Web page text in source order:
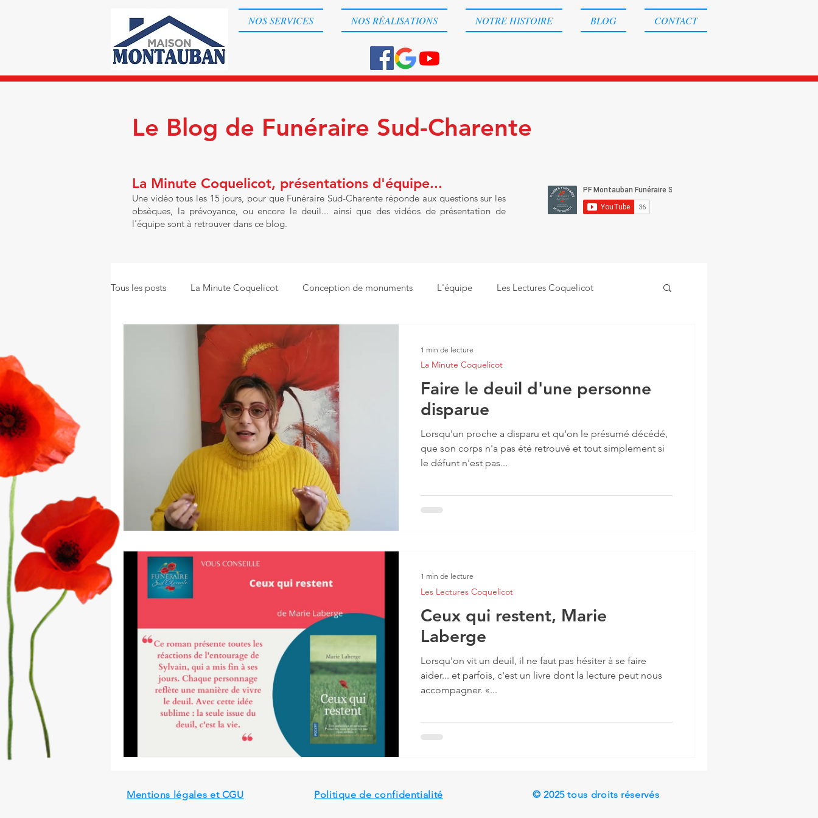
NOS SERVICES NOS RÉALISATIONS NOTRE HISTOIRE BLOG CONTACT
Le Blog de Funéraire Sud-Charente
La Minute Coquelicot, présentations d'équipe...
Une vidéo tous les 15 jours, pour que Funéraire Sud-Charente réponde aux questions sur les
obsèques, la prévoyance, ou encore le deuil... ainsi que des vidéos de présentation de
l'équipe sont à retrouver dans ce blog.
Tous les posts La Minute Coquelicot Conception de monuments L'équipe Les Lectures Coquelicot
La Gazette Coquelicot Nos savoir-faire
Faire le deuil d'une personne
disparue
Lorsqu'un proche a disparu et qu'on le présumé décédé,
que son corps n'a pas été retrouvé et tout simplement si
le défunt n'est pas...
La Minute Coquelicot
1 min de lecture
Ceux qui restent, Marie
Laberge
Lorsqu'on vit un deuil, il ne faut pas hésiter à se faire
aider... et parfois, c'est un livre dont la lecture peut nous
accompagner. «...
Les Lectures Coquelicot
1 min de lecture
Mentions légales et CGU Politique de confidentialité © 2025 tous droits réservés